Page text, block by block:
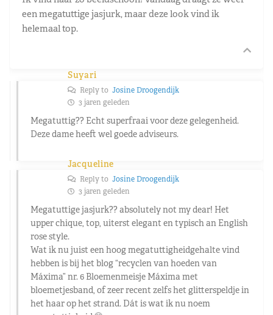
een megatuttige jasjurk, maar deze look vind ik
helemaal top.
Suyari
Reply to Josine Droogendijk
3 jaren geleden
Megatuttig?? Echt superfraai voor deze gelegenheid.
Deze dame heeft wel goede adviseurs.
Jacqueline
Reply to Josine Droogendijk
3 jaren geleden
Megatuttige jasjurk?? absolutely not my dear! Het
upper chique, top, uiterst elegant en typisch an English
rose style.
Wat ik nu juist een hoog megatuttigheidgehalte vind
hebben is bij het blog “recyclen van hoeden van
Máxima” nr. 6 Bloemenmeisje Máxima met
bloemetjesband, of zeer recent zelfs het glitterspeldje in
het haar op het strand. Dát is wat ik nu noem